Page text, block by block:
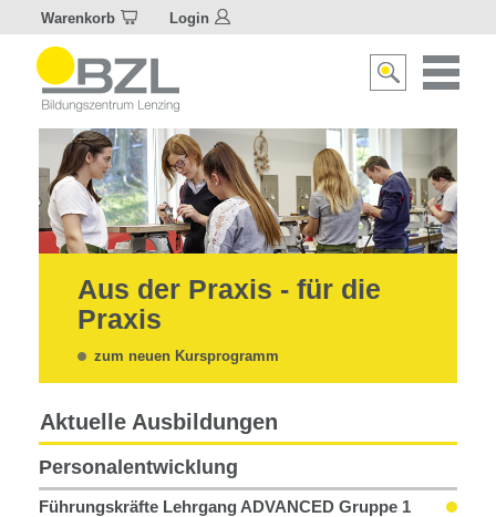
Warenkorb Login
Suche
Aus der Praxis - für die
Praxis
zum neuen Kursprogramm
Aktuelle Ausbildungen
Personalentwicklung
Personalentwicklung
Führungskräfte Lehrgang ADVANCED Gruppe 1